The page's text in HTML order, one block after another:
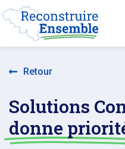
Retour
Solutions
donne